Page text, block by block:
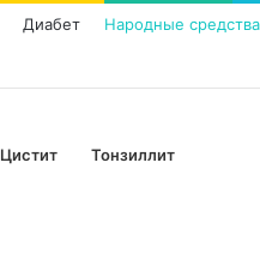
Диабет Народные средства
Цистит Тонзиллит